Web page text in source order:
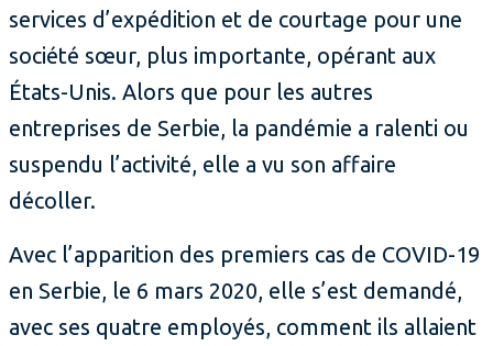
services d’expédition et de courtage pour une
société sœur, plus importante, opérant aux
États-Unis. Alors que pour les autres
entreprises de Serbie, la pandémie a ralenti ou
suspendu l’activité, elle a vu son affaire
décoller.
Avec l’apparition des premiers cas de COVID-19
en Serbie, le 6 mars 2020, elle s’est demandé,
avec ses quatre employés, comment ils allaient